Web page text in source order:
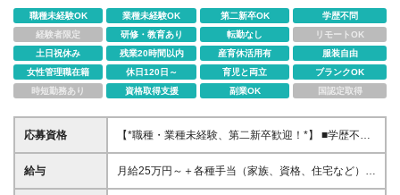
職種未経験OK 業種未経験OK 第二新卒OK
学歴不問
経験者限定
研修・教育あり 転勤なし
リモートOK
土日祝休み
残業20時間以内 産育休活用有
服装自由
女性管理職在籍
休日120日～ 育児と両立
ブランクOK
時短勤務あり
資格取得支援 副業OK 国認定取得
応募資格
【*職種・業種未経験、第二新卒歓迎！*】 ■学歴不問
☆意欲重視の採用です！社会人デビューの方も、PC
スキルゼロの方も興味さえあれば大歓迎です！ ☆資
給与
月給25万円～＋各種手当（家族、資格、住宅など）
★ご経験をお持ちの方は前職給与保証！ ※試用期間は